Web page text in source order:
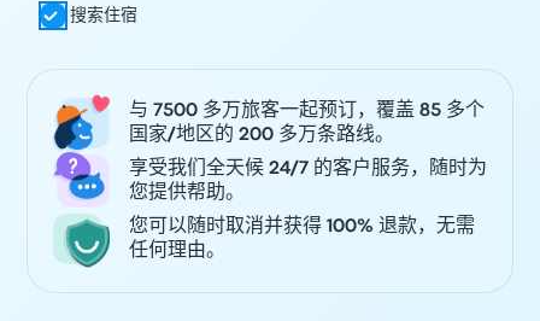
搜索住宿
与 7500 多万旅客一起预订，覆盖 85 多个
国家/地区的 200 多万条路线。
享受我们全天候 24/7 的客户服务，随时为
您提供帮助。
您可以随时取消并获得 100% 退款，无需
任何理由。